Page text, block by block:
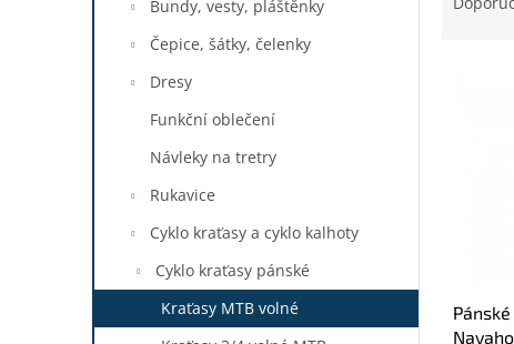
Bundy, vesty, pláštěnky
Čepice, šátky, čelenky
Dresy
Funkční oblečení
Návleky na tretry
Rukavice
Cyklo kraťasy a cyklo kalhoty
Cyklo kraťasy pánské
Kraťasy MTB volné